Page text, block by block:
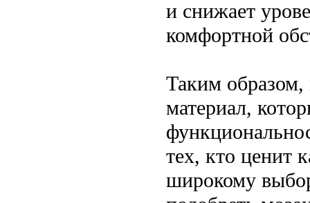
и снижает
комфортной
Таким образом,
материал,
тех, кто ценит
широкому